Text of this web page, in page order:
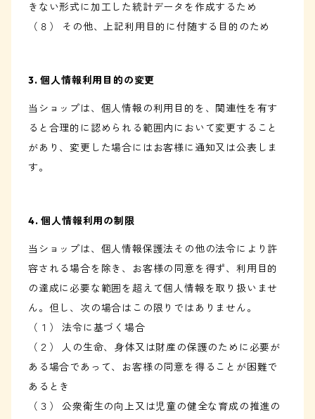
きない形式に加工した統計データを作成するため
（８） その他、上記利用目的に付随する目的のため
3. 個人情報利用目的の変更
当ショップは、個人情報の利用目的を、関連性を有す
ると合理的に認められる範囲内において変更すること
があり、変更した場合にはお客様に通知又は公表しま
す。
4. 個人情報利用の制限
当ショップは、個人情報保護法その他の法令により許
容される場合を除き、お客様の同意を得ず、利用目的
の達成に必要な範囲を超えて個人情報を取り扱いませ
ん。但し、次の場合はこの限りではありません。
（１） 法令に基づく場合
（２） 人の生命、身体又は財産の保護のために必要が
ある場合であって、お客様の同意を得ることが困難で
あるとき
（３） 公衆衛生の向上又は児童の健全な育成の推進の